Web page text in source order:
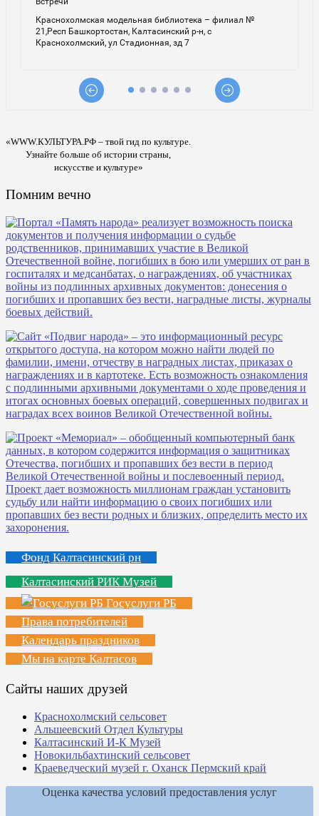
«WWW.КУЛЬТУРА.РФ – твой гид по культуре.
Узнайте больше об истории страны,
искусстве и культуре»
Помним вечно
Фонд Калтасинский рн
Калтасинский РИК Музей
Госуслуги РБ
Права потребителей
Календарь праздников
Мы на карте Калтасов
Сайты наших друзей
Краснохолмский сельсовет
Альшеевский Отдел Культуры
Калтасинский И-К Музей
Новокильбахтинский сельсовет
Краеведческий музей г. Оханск Пермский край
Оценка качества условий предоставления услуг